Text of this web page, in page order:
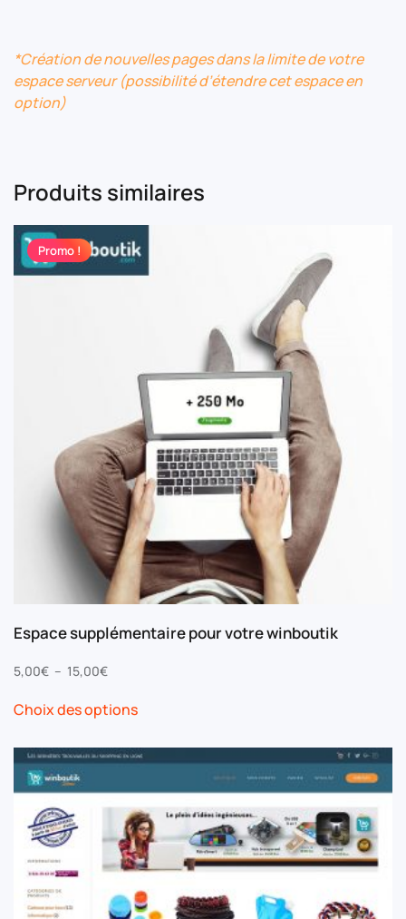
*Création de nouvelles pages dans la limite de votre
espace serveur (possibilité d’étendre cet espace en
option)
Produits similaires
Promo !
Espace supplémentaire pour votre winboutik
5,00€ – 15,00€Plage
prix :
à
15,00€
Choix des optionsproduit
plusieurs
Les
options
peuvent
être
choisies
sur